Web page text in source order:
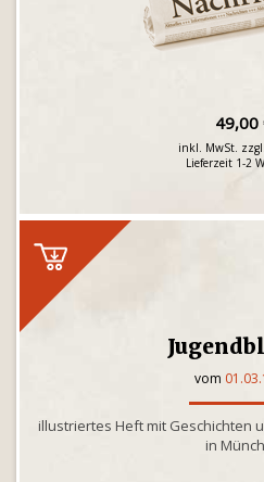
49,00
inkl. MwSt. zzgl.
Lieferzeit 1-2
vom
illustriertes Heft mit Geschichten
in